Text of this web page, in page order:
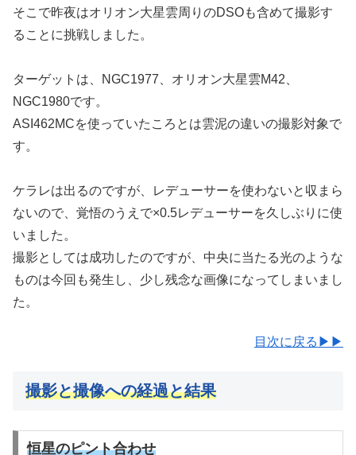
そこで昨夜はオリオン大星雲周りのDSOも含めて撮影す
ることに挑戦しました。
ターゲットは、NGC1977、オリオン大星雲M42、
NGC1980です。
ASI462MCを使っていたころとは雲泥の違いの撮影対象で
す。
ケラレは出るのですが、レデューサーを使わないと収まら
ないので、覚悟のうえで×0.5レデューサーを久しぶりに使
いました。
撮影としては成功したのですが、中央に当たる光のような
ものは今回も発生し、少し残念な画像になってしまいまし
た。
目次に戻る▶▶
撮影と撮像への経過と結果
恒星のピント合わせ